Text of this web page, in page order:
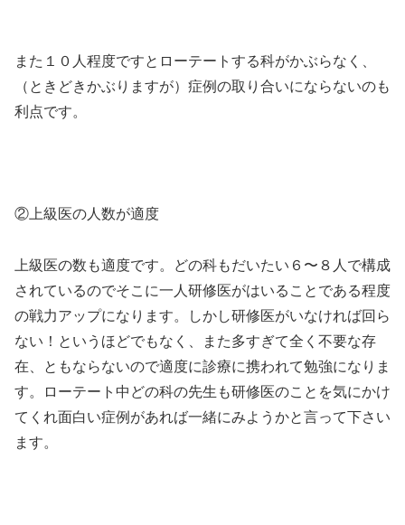
また１０人程度ですとローテートする科がかぶらなく、
（ときどきかぶりますが）症例の取り合いにならないのも
利点です。
②上級医の人数が適度
上級医の数も適度です。どの科もだいたい６〜８人で構成
されているのでそこに一人研修医がはいることである程度
の戦力アップになります。しかし研修医がいなければ回ら
ない！というほどでもなく、また多すぎて全く不要な存
在、ともならないので適度に診療に携われて勉強になりま
す。ローテート中どの科の先生も研修医のことを気にかけ
てくれ面白い症例があれば一緒にみようかと言って下さい
ます。